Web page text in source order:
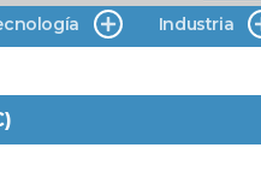
Industria